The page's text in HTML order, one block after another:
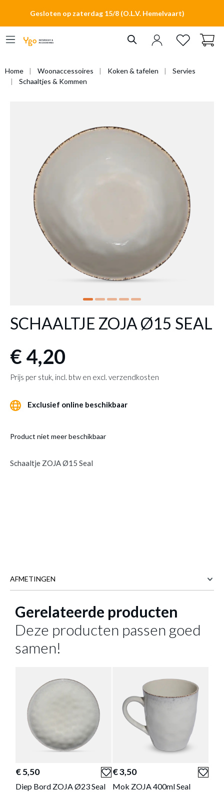
Gesloten op zaterdag 15/8 (O.L.V. Hemelvaart)
Home Woonaccessoires Koken & tafelen
Servies
Schaaltjes & Kommen
SCHAALTJE ZOJA Ø15 SEAL
€ 4,20
Prijs per stuk, incl. btw en excl. verzendkosten
Exclusief online beschikbaar
Product niet meer beschikbaar
Schaaltje ZOJA Ø15 Seal
AFMETINGEN
BREEDTE 15 cm
15 cm
HOOGTE 7.3 cm
Meer afmetingen
Gerelateerde producten
Deze producten passen goed
samen!
€ 5,50
Diep Bord ZOJA Ø23 Seal
€ 3,50
Mok ZOJA 400ml Seal
Schaaltje ZOJA Ø15 Sealis toegevoegd aan
je winkelmandje